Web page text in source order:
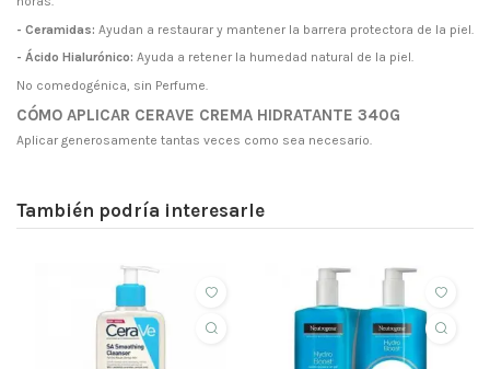
- Ceramidas: Ayudan a restaurar y mantener la barrera protectora de la piel.
- Ácido Hialurónico: Ayuda a retener la humedad natural de la piel.
No comedogénica, sin Perfume.
CÓMO APLICAR CERAVE CREMA HIDRATANTE 340G
Aplicar generosamente tantas veces como sea necesario.
También podría interesarle